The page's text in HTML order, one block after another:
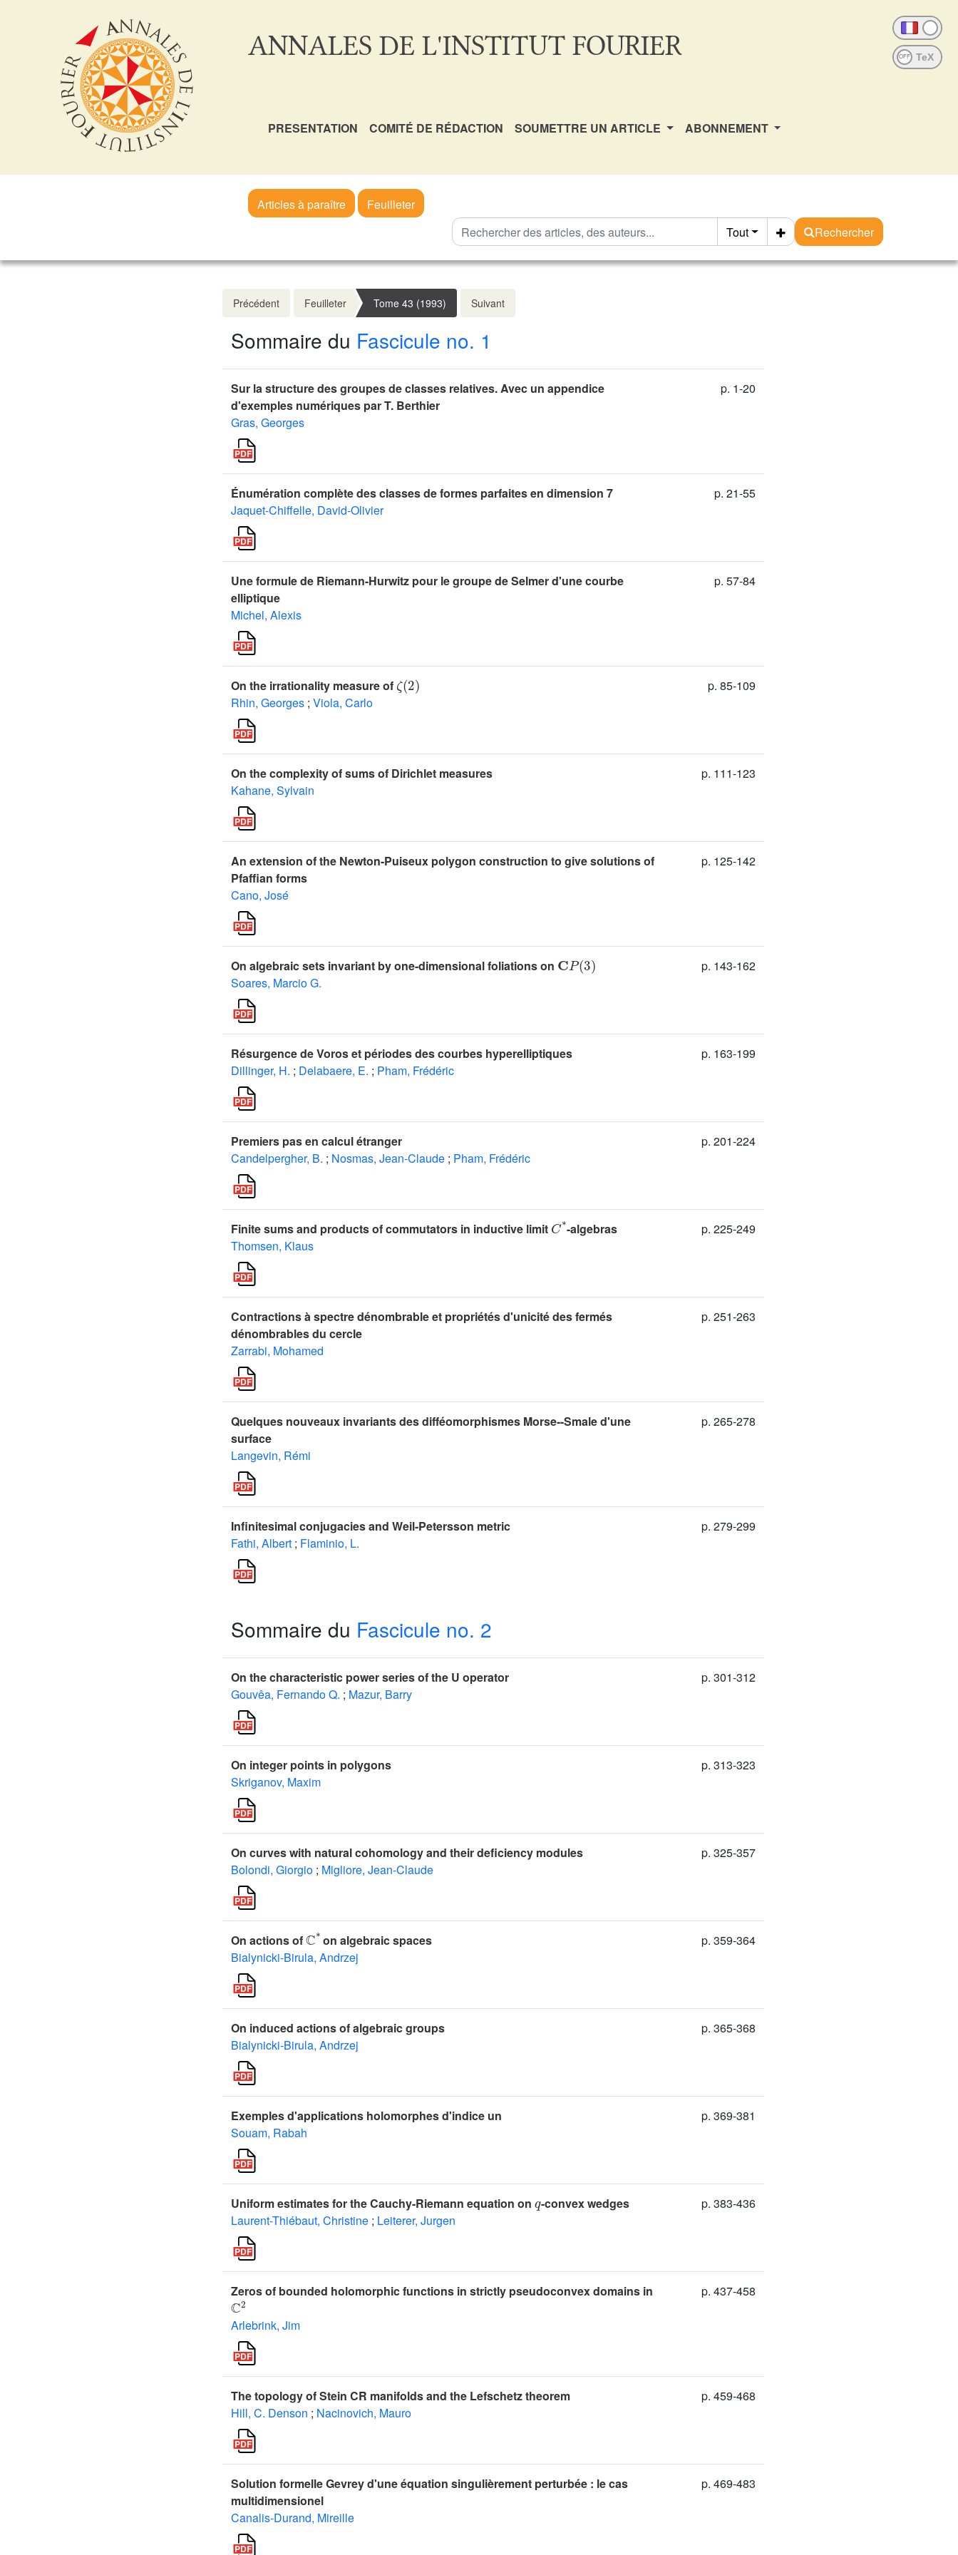
ANNALES DE L'INSTITUT FOURIER OFF
PRESENTATION COMITÉ DE RÉDACTION SOUMETTRE UN ARTICLE ABONNEMENT
Articles à paraître
Feuilleter
Tout
Rechercher
Précédent Feuilleter Tome 43 (1993) Suivant
Sommaire du Fascicule no. 1
Sur la structure des groupes de classes relatives. Avec un appendice
d'exemples numériques par T. Berthier
Gras, Georges
p. 1-20
Énumération complète des classes de formes parfaites en dimension 7
Jaquet-Chiffelle, David-Olivier
p. 21-55
Une formule de Riemann-Hurwitz pour le groupe de Selmer d'une courbe
elliptique
Michel, Alexis
p. 57-84
On the irrationality measure of
( 2)
Rhin, Georges ; Viola, Carlo
p. 85-109
On the complexity of sums of Dirichlet measures
Kahane, Sylvain
p. 111-123
An extension of the Newton-Puiseux polygon construction to give solutions of
Pfaffian forms
Cano, José
p. 125-142
On algebraic sets invariant by one-dimensional foliations on
3 )
Soares, Marcio G.
p. 143-162
Résurgence de Voros et périodes des courbes hyperelliptiques
Dillinger, H. ; Delabaere, E. ; Pham, Frédéric
p. 163-199
Premiers pas en calcul étranger
Candelpergher, B. ; Nosmas, Jean-Claude ; Pham, Frédéric
p. 201-224
Finite sums and products of commutators in inductive limit
*
-algebras
Thomsen, Klaus
p. 225-249
Contractions à spectre dénombrable et propriétés d'unicité des fermés
dénombrables du cercle
Zarrabi, Mohamed
p. 251-263
Quelques nouveaux invariants des difféomorphismes Morse--Smale d'une
surface
Langevin, Rémi
p. 265-278
Infinitesimal conjugacies and Weil-Petersson metric
Fathi, Albert ; Flaminio, L.
p. 279-299
Sommaire du Fascicule no. 2
On the characteristic power series of the U operator
Gouvêa, Fernando Q. ; Mazur, Barry
p. 301-312
On integer points in polygons
Skriganov, Maxim
p. 313-323
On curves with natural cohomology and their deficiency modules
Bolondi, Giorgio ; Migliore, Jean-Claude
p. 325-357
On actions of
*
on algebraic spaces
Bialynicki-Birula, Andrzej
p. 359-364
On induced actions of algebraic groups
Bialynicki-Birula, Andrzej
p. 365-368
Exemples d'applications holomorphes d'indice un
Souam, Rabah
p. 369-381
Uniform estimates for the Cauchy-Riemann equation on -convex wedges
Laurent-Thiébaut, Christine ; Leiterer, Jurgen
p. 383-436
Zeros of bounded holomorphic functions in strictly pseudoconvex domains in
ℂ2
Arlebrink, Jim
p. 437-458
The topology of Stein CR manifolds and the Lefschetz theorem
Hill, C. Denson ; Nacinovich, Mauro
p. 459-468
Solution formelle Gevrey d'une équation singulièrement perturbée : le cas
multidimensionel
Canalis-Durand, Mireille
p. 469-483